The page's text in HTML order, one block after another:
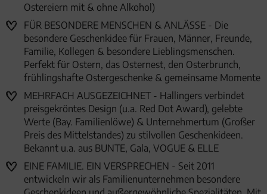
Ostereiern mit & ohne Alkohol)
FÜR BESONDERE MENSCHEN & ANLÄSSE - Die
besondere Geschenkidee für Frauen, Männer, Freunde,
Familie, Kollegen & besondere Lieblingsmenschen.
Perfekt für Ostern, das Osternest, den Osterbrunch,
frühlingshafte Ostergeschenke & gemeinsame Momente
MEHRFACH AUSGEZEICHNET - Hallingers verbindet
preisgekröntes Design (u.a. Red Dot Award), gelebte
Werte (Bay. Familienlöwe) & Unternehmertum (Großer
Preis des Mittelstandes) zu stilvollen Geschenkideen.
Bekannt u.a. aus BUNTE, Gala, VOGUE & ELLE
EINE FAMILIE. EIN VERSPRECHEN - Seit 2011
entwickeln wir als Familienunternehmen besondere